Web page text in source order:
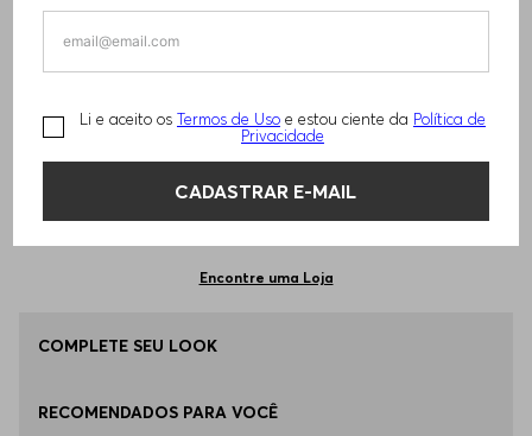
Li e aceito os Termos de Uso e estou ciente da Política de
Privacidade
CADASTRAR E-MAIL
TAMANHO -EG - XL Informações do Tamanho
Qual o seu Tamanho? Tabela de Tamanhos
EG - XL
EP - XS
ADICIONAR AO CARRINHO
Encontre uma Loja
COMPLETE SEU LOOK
RECOMENDADOS PARA VOCÊ